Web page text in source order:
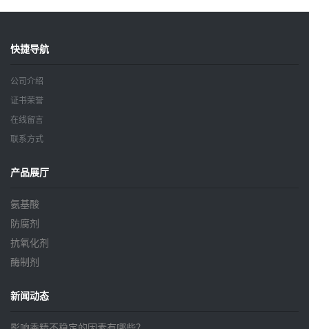
快捷导航
公司介绍
证书荣誉
在线留言
联系方式
产品展厅
氨基酸
防腐剂
抗氧化剂
酶制剂
新闻动态